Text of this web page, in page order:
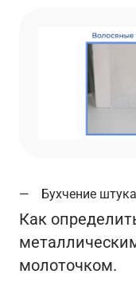
Бухчение
Как
молоточком.